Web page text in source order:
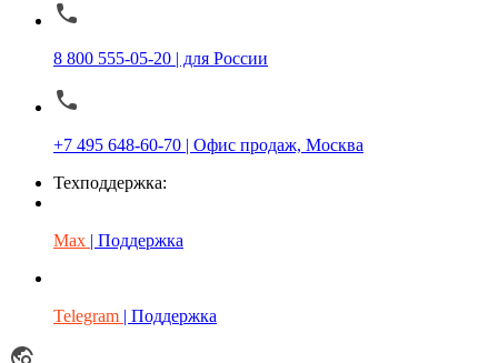
8 800 555-05-20 | для России
+7 495 648-60-70 | Офис продаж, Москва
Техподдержка:
Max | Поддержка
Telegram | Поддержка